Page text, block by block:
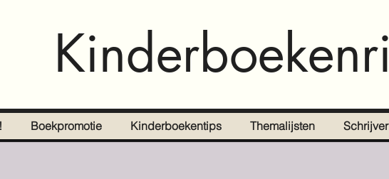
Boekpromotie Kinderboekentips Themalijsten